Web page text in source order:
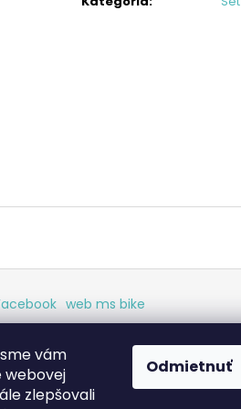
vám
webovej
zlepšovali
Odmietnuť
REŤAZ HG40
web ms bike